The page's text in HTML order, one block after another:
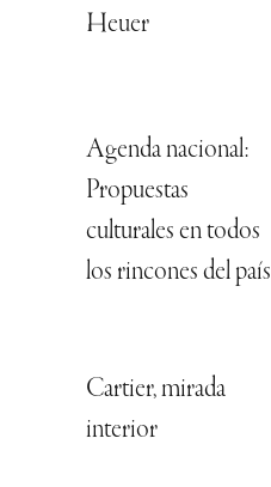
Heuer
Agenda nacional:
Propuestas
culturales en todos
los rincones del país
Cartier, mirada
interior